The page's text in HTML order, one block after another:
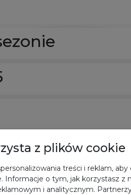
z plików cookie
treści i reklam,
Informacje o tym, jak korzystasz z
i analitycznym.